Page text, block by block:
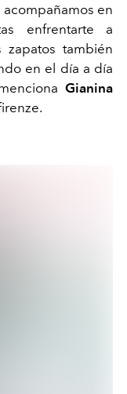
en
enfrentarte a
zapatos también
en el día a día
Gianina